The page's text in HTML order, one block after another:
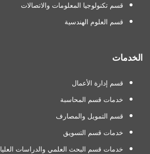
قسم تكنولوجيا المعلومات والاتصالات
قسم العلوم الهندسية
الخدمات
قسم إدارة الأعمال
خدمات قسم المحاسبة
قسم التمويل والمصارف
خدمات قسم التسويق
خدمات قسم البحث العلمي والدراسات العليا